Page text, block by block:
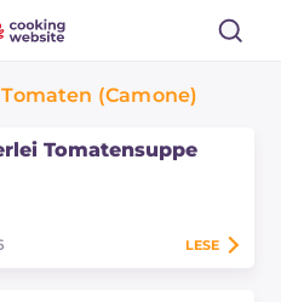
(Camone)
Tomatensuppe
LESE